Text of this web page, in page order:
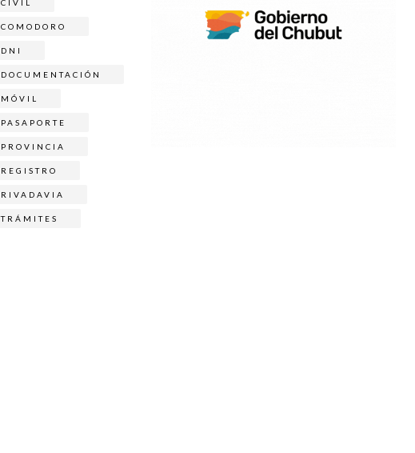
CIVIL
COMODORO
DNI
DOCUMENTACIÓN
MÓVIL
PASAPORTE
PROVINCIA
REGISTRO
RIVADAVIA
TRÁMITES